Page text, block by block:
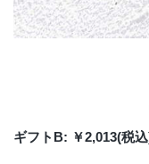
ギフトB: ￥2,013(税